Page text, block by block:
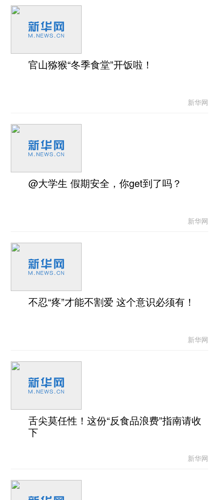
官山猕猴“冬季食堂”开饭啦！
新华网
@大学生 假期安全，你get到了吗？
新华网
不忍“疼”才能不割爱 这个意识必须有！
新华网
舌尖莫任性！这份“反食品浪费”指南请收
下
新华网